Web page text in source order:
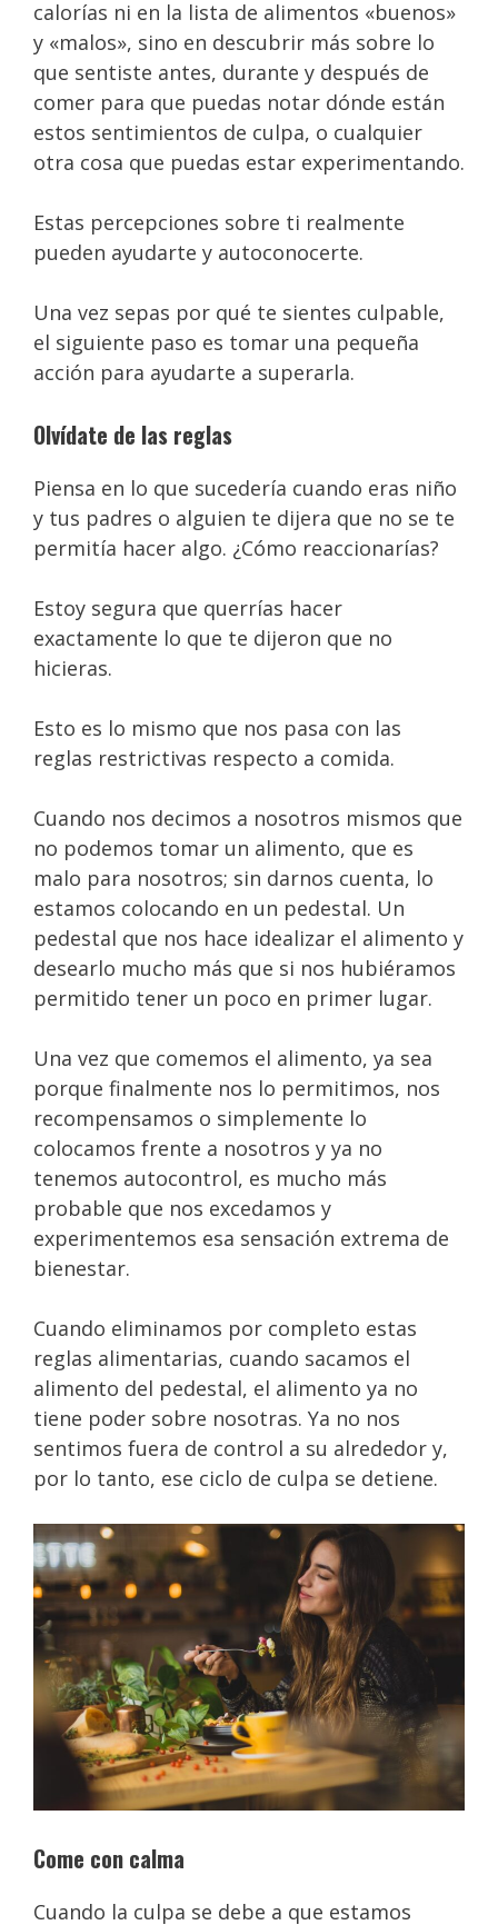
calorías ni en la lista de alimentos «buenos»
y «malos», sino en descubrir más sobre lo
que sentiste antes, durante y después de
comer para que puedas notar dónde están
estos sentimientos de culpa, o cualquier
otra cosa que puedas estar experimentando.
Estas percepciones sobre ti realmente
pueden ayudarte y autoconocerte.
Una vez sepas por qué te sientes culpable,
el siguiente paso es tomar una pequeña
acción para ayudarte a superarla.
Olvídate de las reglas
Piensa en lo que sucedería cuando eras niño
y tus padres o alguien te dijera que no se te
permitía hacer algo. ¿Cómo reaccionarías?
Estoy segura que querrías hacer
exactamente lo que te dijeron que no
hicieras.
Esto es lo mismo que nos pasa con las
reglas restrictivas respecto a comida.
Cuando nos decimos a nosotros mismos que
no podemos tomar un alimento, que es
malo para nosotros; sin darnos cuenta, lo
estamos colocando en un pedestal. Un
pedestal que nos hace idealizar el alimento y
desearlo mucho más que si nos hubiéramos
permitido tener un poco en primer lugar.
Una vez que comemos el alimento, ya sea
porque finalmente nos lo permitimos, nos
recompensamos o simplemente lo
colocamos frente a nosotros y ya no
tenemos autocontrol, es mucho más
probable que nos excedamos y
experimentemos esa sensación extrema de
bienestar.
Cuando eliminamos por completo estas
reglas alimentarias, cuando sacamos el
alimento del pedestal, el alimento ya no
tiene poder sobre nosotras. Ya no nos
sentimos fuera de control a su alrededor y,
por lo tanto, ese ciclo de culpa se detiene.
Come con calma
Cuando la culpa se debe a que estamos